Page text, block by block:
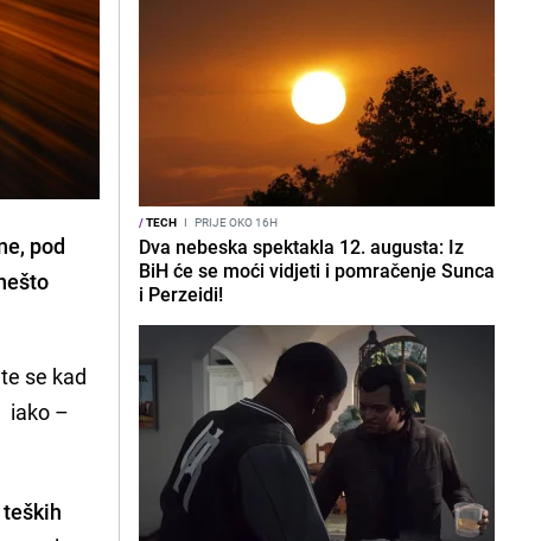
pod
se kad
iako –
/TECH I PRIJE OKO 16H
Dva nebeska spektakla 12. augusta: Iz
BiH će se moći vidjeti i pomračenje Sunca
i Perzeidi!